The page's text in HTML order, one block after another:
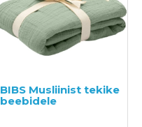
BIBS Musliinist tekike
beebidele